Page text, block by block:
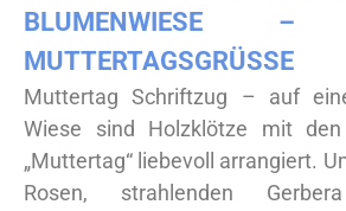
BLUMENWIESE –
MUTTERTAGSGRÜSSE
Muttertag Schriftzug – auf
Wiese sind Holzklötze mit
„Muttertag“ liebevoll arrangiert.
Rosen, strahlenden